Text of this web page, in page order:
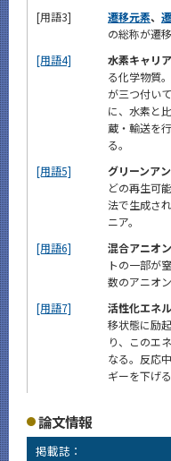
[用語3]
遷移元素、
の総称が遷
[用語4]
水素キャリア
る化学物質
が三つ付い
に、水素と
蔵・輸送を
る。
[用語5]
グリーンア
どの再生可
法で生成さ
ニア。
[用語6]
混合アニオ
トの一部が
数のアニオ
[用語7]
活性化エネ
移状態に励
り、このエ
なる。反応
ギーを下げ
論文情報
掲載誌：